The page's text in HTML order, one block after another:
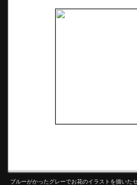
ブルーがかったグレーでお花のイラストを描いた